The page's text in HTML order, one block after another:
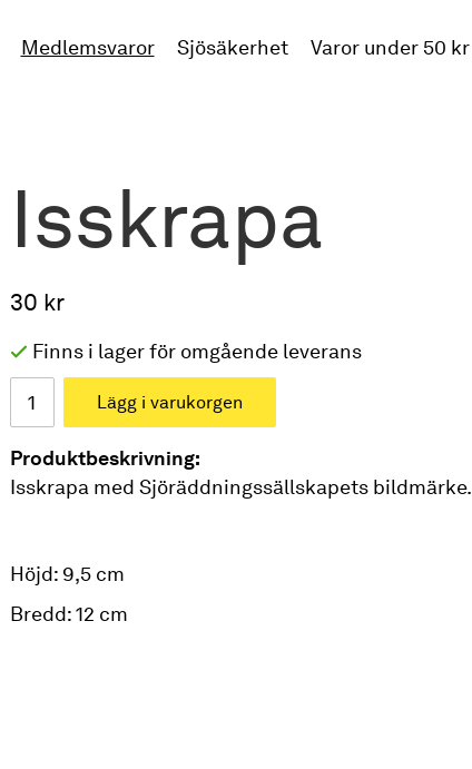
Medlemsvaror Sjösäkerhet Varor under 50 kr
Isskrapa
30 kr
Finns i lager för omgående leverans
Lägg i varukorgen
Produktbeskrivning:
Isskrapa med Sjöräddningssällskapets bildmärke.
Höjd: 9,5 cm
Bredd: 12 cm